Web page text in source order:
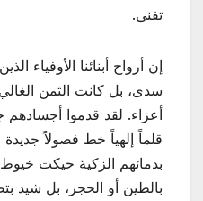
تفنى.
إن أرواح أبنائنا الأوفياء
سدى، بل كانت الثمن الغالي
أعزاء. لقد قدموا
قلماً إلهياً خط فصولاً
بدمائهم الزكية حيكت خيوط
بالطين أو الحجر، بل شيد